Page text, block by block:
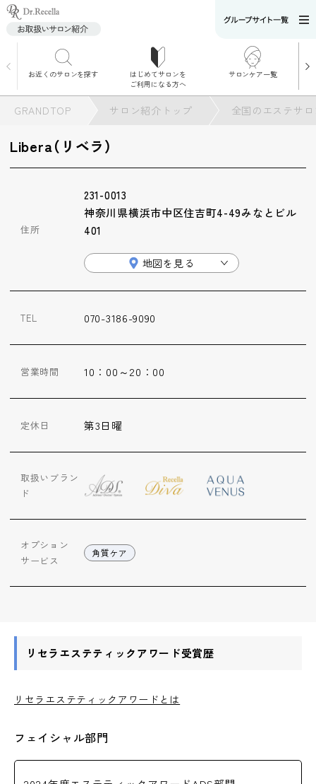
お近くのサロンを探す
はじめてサロンを
ご利用になる方へ
サロンケア一覧
ュー
施術別で探す
お悩み別で探す
角質ケア｜ポレーシ
ョン
毛穴洗浄
まこも蒸し
GRANDTOP サロン紹介トップ 全国のエステサ
Libera（リベラ）
住所
231-0013
神奈川県横浜市中区住吉町4-49みなとビル
401
地図を見る
TEL 070-3186-9090
営業時間 10：00～20：00
定休日 第3日曜
取扱いブラン
ド
オプション
サービス
角質ケア
リセラエステティックアワード受賞歴
リセラエステティックアワードとは
フェイシャル部門